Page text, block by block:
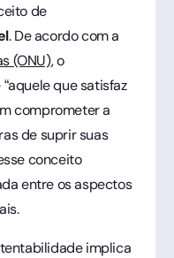
de
. De acordo com a
(ONU), o
que satisfaz
comprometer a
de suprir suas
conceito
entre os aspectos
implica